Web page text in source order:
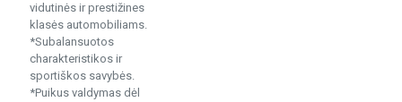
vidutinės ir prestižines
klasės automobiliams.
*Subalansuotos
charakteristikos ir
sportiškos savybės.
*Puikus valdymas dėl